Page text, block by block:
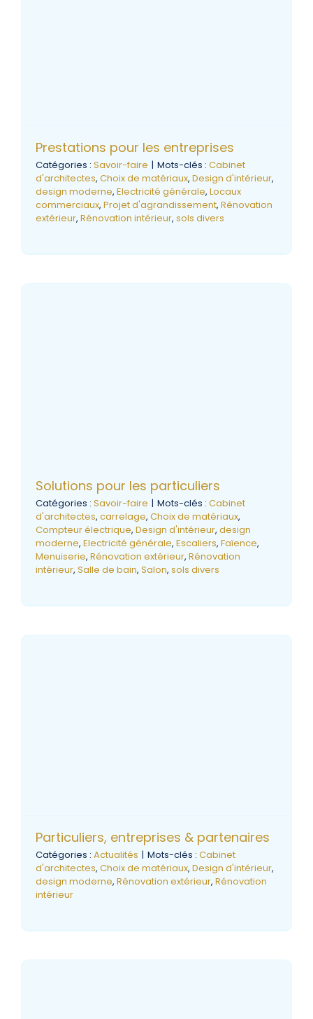
Prestations pour les entreprises
Catégories : Savoir-faire | Mots-clés : Cabinet
d'architectes, Choix de matériaux, Design d'intérieur,
design moderne, Electricité générale, Locaux
commerciaux, Projet d'agrandissement, Rénovation
extérieur, Rénovation intérieur, sols divers
Solutions pour les particuliers
Catégories : Savoir-faire | Mots-clés : Cabinet
d'architectes, carrelage, Choix de matériaux,
Compteur électrique, Design d'intérieur, design
moderne, Electricité générale, Escaliers, Faïence,
Menuiserie, Rénovation extérieur, Rénovation
intérieur, Salle de bain, Salon, sols divers
Particuliers, entreprises & partenaires
Catégories : Actualités | Mots-clés : Cabinet
d'architectes, Choix de matériaux, Design d'intérieur,
design moderne, Rénovation extérieur, Rénovation
intérieur